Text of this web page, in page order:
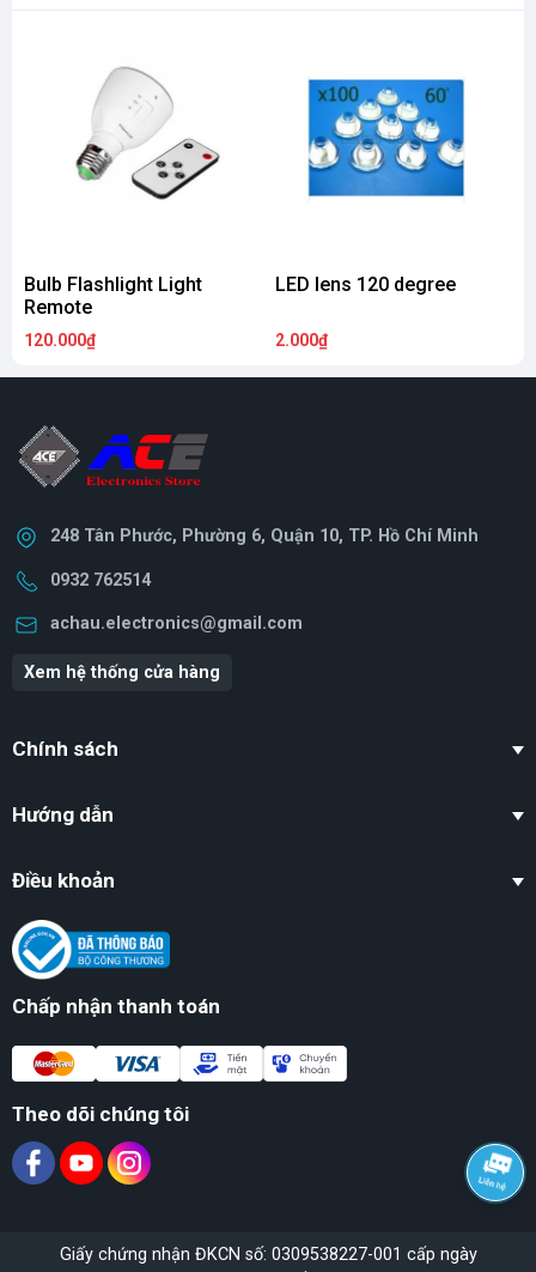
Bulb Flashlight Light
Remote
120.000₫
LED lens 120 degree
2.000₫
248 Tân Phước, Phường 6, Quận 10, TP. Hồ Chí Minh
0932 762514
achau.electronics@gmail.com
Xem hệ thống cửa hàng
Chính sách
Hướng dẫn
Điều khoản
Chấp nhận thanh toán
Theo dõi chúng tôi
Giấy chứng nhận ĐKCN số: 0309538227-001 cấp ngày